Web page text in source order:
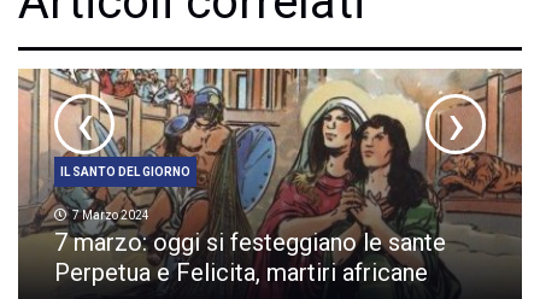
IL SANTO DEL GIORNO
7 Marzo 2024
7 marzo: oggi si festeggiano le sante
Perpetua e Felicita, martiri africane
‹ ›